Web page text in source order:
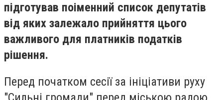
підготував поіменний список депутатів
від яких залежало прийняття цього
важливого для платників податків
рішення.
Перед початком сесії за ініціативи руху